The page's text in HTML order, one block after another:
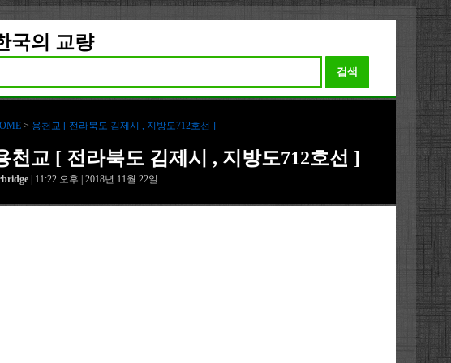
국의 교량
검색
> 용천교 [ 전라북도 김제시 , 지방도712호선 ]
천교 [ 전라북도 김제시 , 지방도712호선 ]
| 11:22 오후 | 2018년 11월 22일